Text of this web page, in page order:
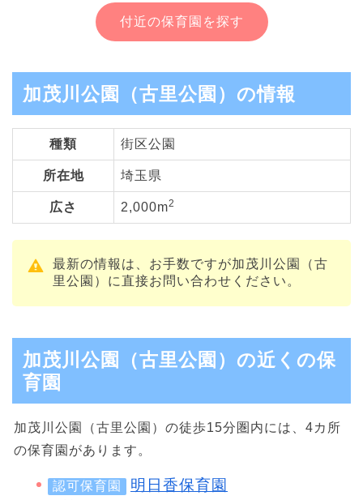
付近の保育園を探す
加茂川公園（古里公園）の情報
種類 街区公園
所在地 埼玉県
広さ 2,000m2
最新の情報は、お手数ですが加茂川公園（古
里公園）に直接お問い合わせください。
加茂川公園（古里公園）の近くの保
育園
加茂川公園（古里公園）の徒歩15分圏内には、4カ所
の保育園があります。
認可保育園 明日香保育園